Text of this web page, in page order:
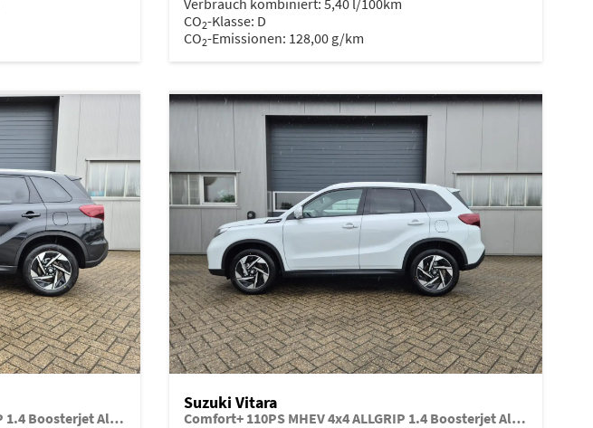
CO2-Klasse: D
CO2-Emissionen: 128,00 g/km
Comfort+ 110PS MHEV 4x4 ALLGRIP 1.4 Boosterjet Allrad Teilleder mit Alcantara Navi Klimaautomatik Sitzheizung ACC PDC v+h Rückf.Kamera Suzuki-Radio Apple CarPlay Android Auto Touchscreen 2xKeyless 17-LM
Suzuki Vitara
Comfort+ 110PS MHEV 4x4 ALLGRIP 1.4 Boosterjet Allrad Teilleder mit Alcantara Navi Klimaautomatik Sitzheizung ACC PDC v+h Rückf.Kamera Suzuki-Radio Apple CarPlay Android Auto Touchscreen 2xKeyless 17-LM